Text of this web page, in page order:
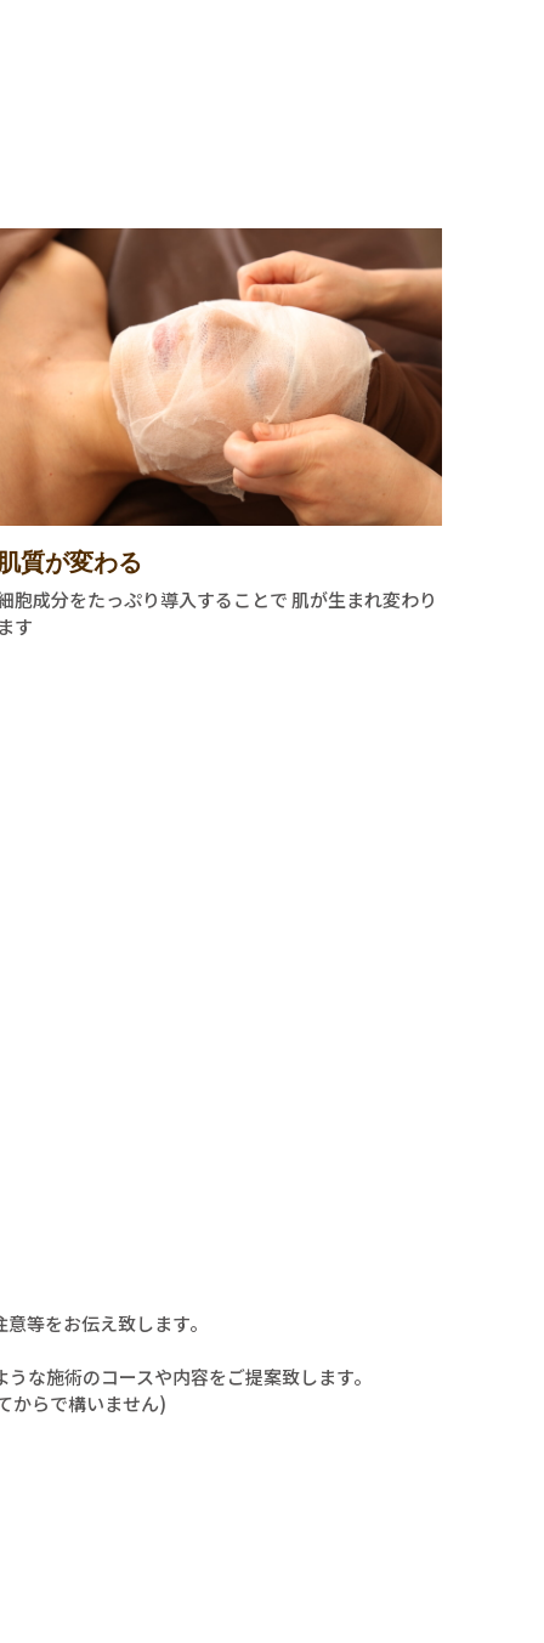
質が変わる
胞成分をたっぷり導入することで 肌が生まれ変わり
ます
等をお伝え致します。
な施術のコースや内容をご提案致します。
からで構いません)